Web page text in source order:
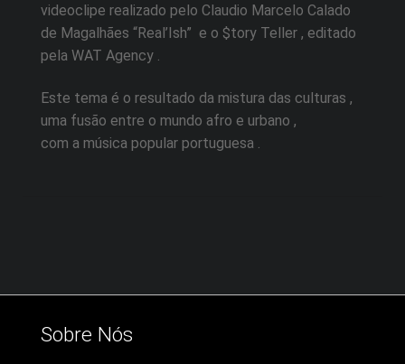
videoclipe realizado pelo Claudio Marcelo Calado
de Magalhães “Real’Ish” e o $tory Teller , editado
pela WAT Agency .
Este tema é o resultado da mistura das culturas ,
uma fusão entre o mundo afro e urbano ,
com a música popular portuguesa .
Sobre Nós